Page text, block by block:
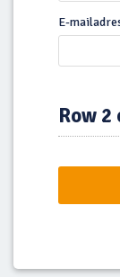
E-
Row 2